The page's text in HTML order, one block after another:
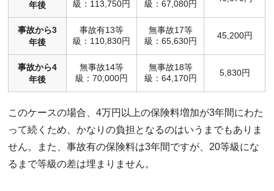
年後
級：113,750円
級：67,080円
事故から3
年後
事故有13等
級：110,830円
無事故17等
級：65,630円
45,200円
事故から4
年後
無事故14等
級：70,000円
無事故18等
級：64,170円
5,830円
このケースの場合、4万円以上の保険料増加が3年間にわた
って続くため、かなりの負担となるのはいうまでもありま
せん。また、事故有の保険料は3年間ですが、20等級にな
るまで等級の差は埋まりません。